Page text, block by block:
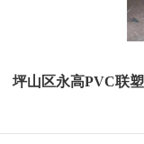
坪山区永高PVC联